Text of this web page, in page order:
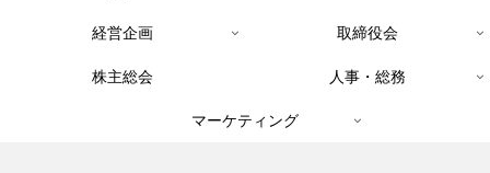
経営企画 取締役会
株主総会 人事・総務
マーケティング